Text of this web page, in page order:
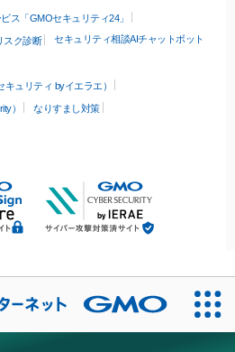
ス「GMOセキュリティ24」
スク診断 セキュリティ相談AIチャットボット
ュリティ byイエラエ）
）
なりすまし対策